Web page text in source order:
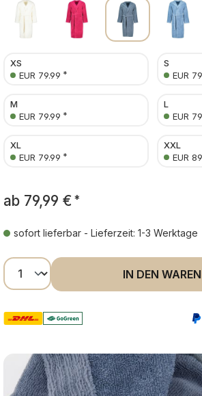
XS
EUR 79.99 *
S
EUR
M
EUR 79.99 *
L
EUR
XL
EUR 79.99 *
XXL
EUR
ab 79,99 € *
sofort lieferbar - Lieferzeit: 1-3 Werktage
Produkt Anzahl: Gib den
IN DEN